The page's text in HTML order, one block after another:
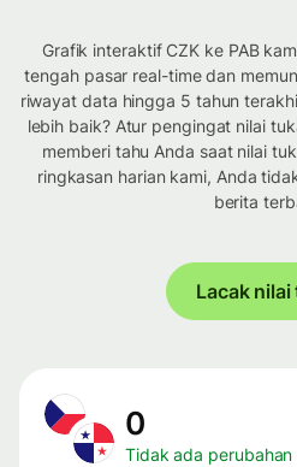
Grafik interaktif CZK ke PAB
tengah pasar real-time dan
riwayat data hingga 5 tahun
lebih baik? Atur pengingat nilai
memberi tahu Anda saat nilai
ringkasan harian kami, Anda
berita
Lacak nilai
0
Tidak ada perubahan